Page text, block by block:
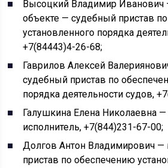
Высоцкий Владимир
объекте — судебный пристав
установленного порядка
+7(84443)4-26-68;
Гаврилов Алексей
судебный пристав по
порядка деятельности судов,
Галушкина Елена Николаевна
исполнитель, +7(844)231-67-00;
Долгов Антон Владимирович
пристав по обеспечению